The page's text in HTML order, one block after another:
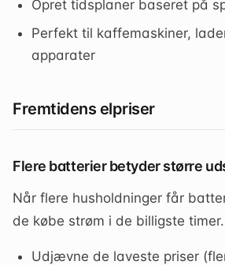
Opret tidsplaner baseret på
Perfekt til kaffemaskiner,
apparater
Fremtidens elpriser
Flere batterier betyder større
Når flere husholdninger får
de købe strøm i de billigste
Udjævne de laveste priser